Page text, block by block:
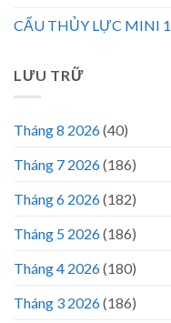
CẨU THỦY LỰC MINI
LƯU TRỮ
Tháng 8 2026(40)
Tháng 7 2026(186)
Tháng 6 2026(182)
Tháng 5 2026(186)
Tháng 4 2026(180)
Tháng 3 2026(186)